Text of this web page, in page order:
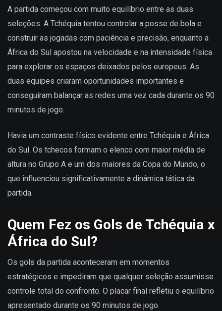
A partida começou com muito equilíbrio entre as duas
seleções. A Tchéquia tentou controlar a posse de bola e
construir as jogadas com paciência e precisão, enquanto a
África do Sul apostou na velocidade e na intensidade física
para explorar os espaços deixados pelos europeus. As
duas equipes criaram oportunidades importantes e
conseguiram balançar as redes uma vez cada durante os 90
minutos de jogo.
Havia um contraste físico evidente entre Tchéquia e África
do Sul. Os tchecos formam o elenco com maior média de
altura no Grupo A e um dos maiores da Copa do Mundo, o
que influenciou significativamente a dinâmica tática da
partida.
Quem Fez os Gols de Tchéquia x
África do Sul?
Os gols da partida aconteceram em momentos
estratégicos e impediram que qualquer seleção assumisse
controle total do confronto. O placar final refletiu o equilíbrio
apresentado durante os 90 minutos de jogo.